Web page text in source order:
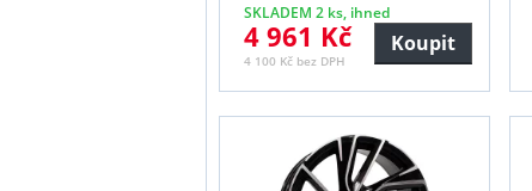
SKLADEM 2 ks, ihned
4 961 Kč
4 100 Kč bez DPH
Koupit